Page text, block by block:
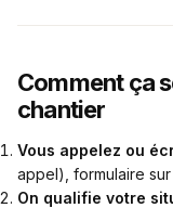
Comment ça
chantier
Vous appelez ou
appel), formulaire
On qualifie votre